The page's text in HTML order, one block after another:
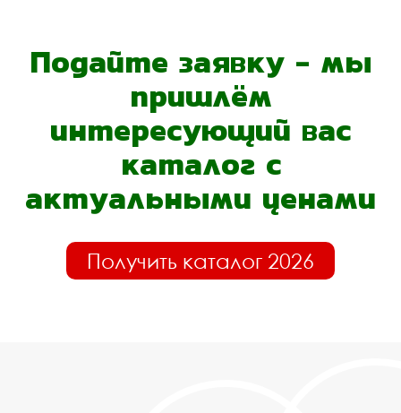
Подайте заявку - мы
пришлём
интересующий вас
каталог с
актуальными ценами
Получить каталог 2026